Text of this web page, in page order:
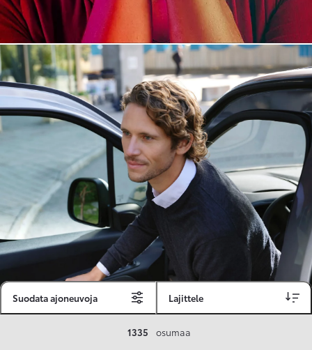
Suodata ajoneuvoja Lajittele
1335 osumaa